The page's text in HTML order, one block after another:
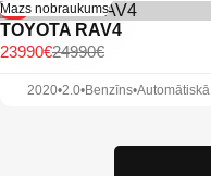
-4%
Mazs nobraukums
TOYOTA RAV4
24990€
23990€
2020•2.0•Benzīns•Automātiskā